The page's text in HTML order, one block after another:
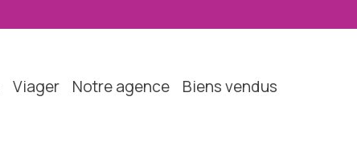
viager notre agence biens vendus